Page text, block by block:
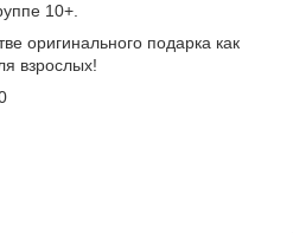
10+.
оригинального подарка как
взрослых!